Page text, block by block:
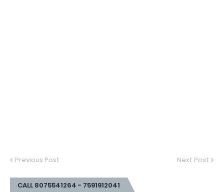
Previous Post Next Post
CALL 8075541264 - 7591912041